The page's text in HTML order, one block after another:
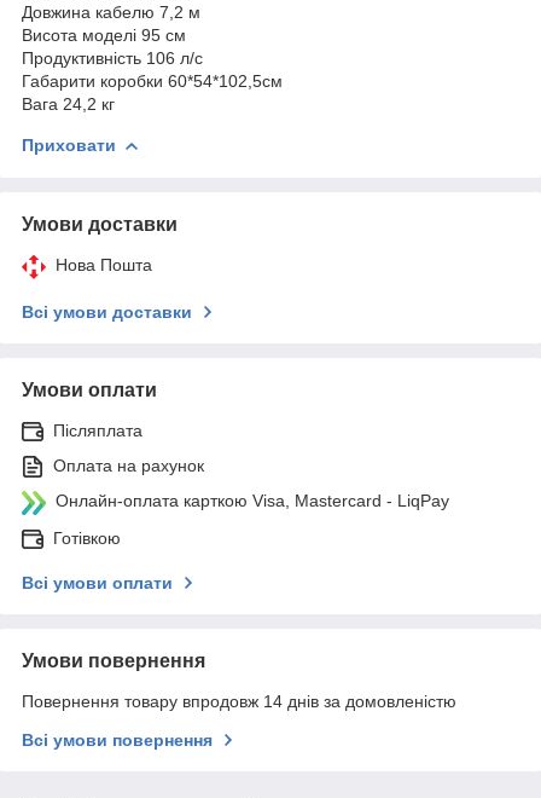
Довжина кабелю 7,2 м
Висота моделі 95 см
Продуктивність 106 л/с
Габарити коробки 60*54*102,5см
Вага 24,2 кг
Приховати
Умови доставки
Нова Пошта
Всі умови доставки
Умови оплати
Післяплата
Оплата на рахунок
Онлайн-оплата карткою Visa, Mastercard - LiqPay
Готівкою
Всі умови оплати
Умови повернення
Повернення товару впродовж 14 днів за домовленістю
Всі умови повернення